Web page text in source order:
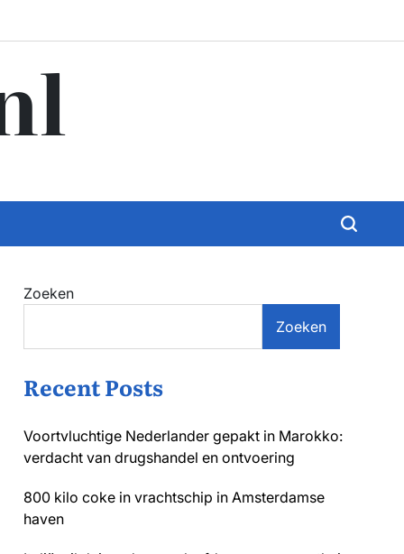
Zoeken
Zoeken
Recent Posts
Voortvluchtige Nederlander gepakt in Marokko:
verdacht van drugshandel en ontvoering
800 kilo coke in vrachtschip in Amsterdamse
haven